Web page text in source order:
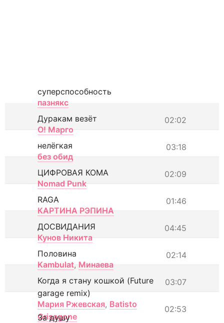
суперспособность
пазнякс
02:02
Дуракам везёт
О! Марго
03:18
нелёгкая
без обид
02:09
ЦИФРОВАЯ КОМА
Nomad Punk
01:46
RAGA
КАРТИНА РЭПИНА
04:45
ДОСВИДАНИЯ
Кунов Никита
02:14
Половина
Kambulat, Минаева
03:07
Когда я стану кошкой (Future
garage remix)
Мария Ржевская, Batisto
Grisagone
02:53
За душу